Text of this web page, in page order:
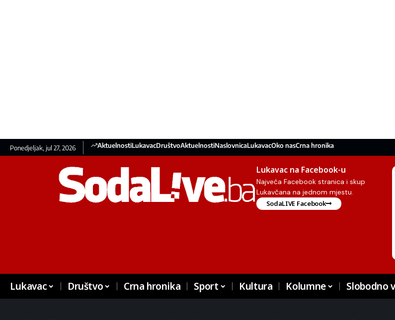
Ponedjeljak, jul 27, 2026 AktuelnostiLukavacDruštvoAktuelnostiNaslovnicaLukavacOko nasCrna hronika
Lukavac na Facebook-u
Najveća Facebook stranica i skup
Lukavčana na jednom mjestu.
SodaLIVE Facebook
Lukavac Društvo Crna hronika Sport Kultura Kolumne Slobodno